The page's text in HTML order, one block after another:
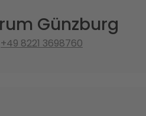
Günzburg
+49 8221 3698760